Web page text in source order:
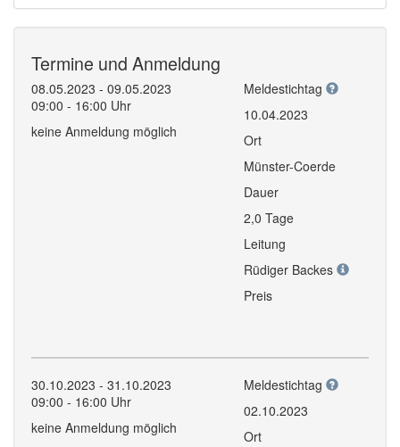
Termine und Anmeldung
08.05.2023 - 09.05.2023
09:00 - 16:00 Uhr
keine Anmeldung möglich
Meldestichtag
10.04.2023
Ort
Münster-Coerde
Dauer
2,0 Tage
Leitung
Rüdiger Backes
Preis
30.10.2023 - 31.10.2023
09:00 - 16:00 Uhr
keine Anmeldung möglich
Meldestichtag
02.10.2023
Ort